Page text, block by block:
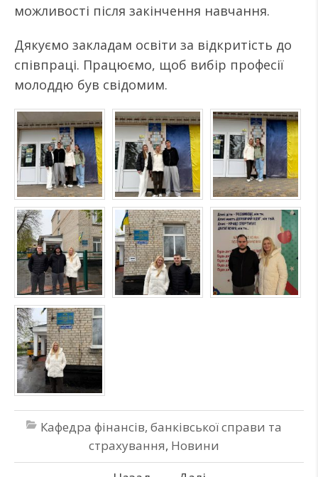
можливості після закінчення навчання.
Дякуємо закладам освіти за відкритість до
співпраці. Працюємо, щоб вибір професії
молоддю був свідомим.
Кафедра фінансів, банківської справи та
страхування, Новини